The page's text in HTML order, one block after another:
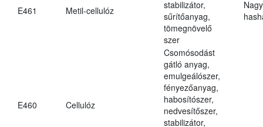
E461 Metil-cellulóz
stabilizátor,
sűrítőanyag,
tömegnövelő
szer
E460 Cellulóz
Csomósodást
gátló anyag,
emulgeálószer,
fényezőanyag,
habosítószer,
nedvesítőszer,
stabilizátor,